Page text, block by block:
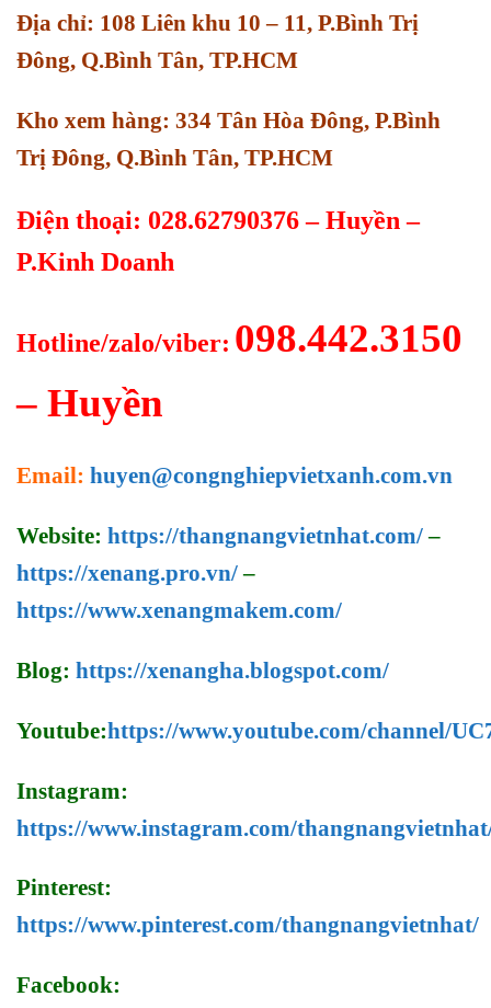
Địa chỉ: 108 Liên khu 10 – 11, P.Bình Trị
Đông, Q.Bình Tân, TP.HCM
Kho xem hàng: 334 Tân Hòa Đông, P.Bình
Trị Đông, Q.Bình Tân, TP.HCM
Điện thoại: 028.62790376 – Huyền –
P.Kinh Doanh
Hotline/zalo/viber: 098.442.3150
– Huyền
Email: huyen@congnghiepvietxanh.com.vn
Website: https://thangnangvietnhat.com/–
https://xenang.pro.vn/–
https://www.xenangmakem.com/
Blog: https://xenangha.blogspot.com/
Youtube:https://www.youtube.com/channel/
Instagram:
https://www.instagram.com/
Pinterest:
https://www.pinterest.com/thangnangvietnhat/
Facebook: